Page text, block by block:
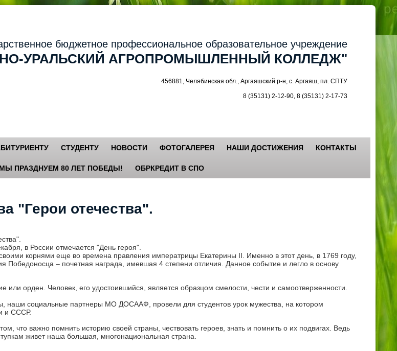
бюджетное профессиональное образовательное учреждение
АГРОПРОМЫШЛЕННЫЙ КОЛЛЕДЖ"
456881, Челябинская обл., Аргаяшский р-н, с. Аргаяш, пл. СПТУ
8 (35131) 2-12-90, 8 (35131) 2-17-73
СТУДЕНТУ НОВОСТИ ФОТОГАЛЕРЕЯ НАШИ ДОСТИЖЕНИЯ КОНТАКТЫ
МЫ ПРАЗДНУЕМ 80 ЛЕТ ПОБЕДЫ! ОБРКРЕДИТ В СПО
"Герои отечества".
в России отмечается "День героя".
корнями еще во времена правления императрицы Екатерины II. Именно в этот день, в 1769 году,
Победоносца – почетная награда, имевшая 4 степени отличия. Данное событие и легло в основу
или орден. Человек, его удостоившийся, является образцом смелости, чести и самоотверженности.
наши социальные партнеры МО ДОСААФ, провели для студентов урок мужества, на котором
и СССР.
что важно помнить историю своей страны, чествовать героев, знать и помнить о их подвигах. Ведь
живет наша большая, многонациональная страна.